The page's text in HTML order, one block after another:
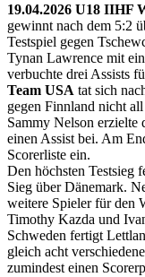
19.04.2026 U18 IIHF
gewinnt nach dem 5:2
Testspiel gegen
Tynan Lawrence mit
verbuchte drei Assists
Team USA tat sich
gegen Finnland nicht
Sammy Nelson erzielte
einen Assist bei. Am
Scorerliste ein.
Den höchsten Testsieg
Sieg über Dänemark.
weitere Spieler für den
Timothy Kazda und
Schweden fertigt
gleich acht
zumindest einen